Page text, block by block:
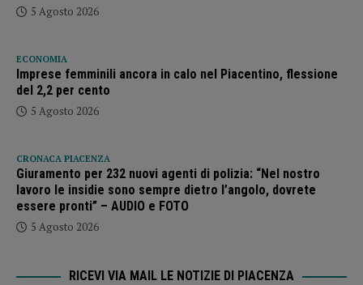
5 Agosto 2026
ECONOMIA
Imprese femminili ancora in calo nel Piacentino, flessione
del 2,2 per cento
5 Agosto 2026
CRONACA PIACENZA
Giuramento per 232 nuovi agenti di polizia: “Nel nostro
lavoro le insidie sono sempre dietro l’angolo, dovrete
essere pronti” – AUDIO e FOTO
5 Agosto 2026
RICEVI VIA MAIL LE NOTIZIE DI PIACENZA